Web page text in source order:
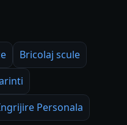
Bricolaj scule
Personala